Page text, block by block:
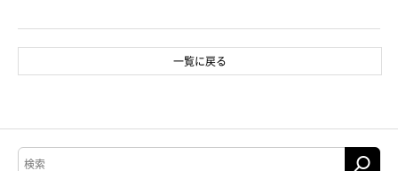
一覧に戻る